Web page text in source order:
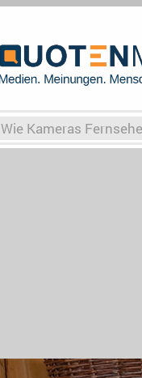
Wie Kameras